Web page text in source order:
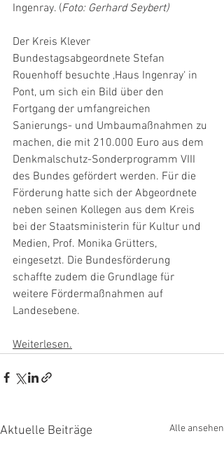
Ingenray. (Foto: Gerhard Seybert)
Der Kreis Klever
Bundestagsabgeordnete Stefan
Rouenhoff besuchte ‚Haus Ingenray‘ in
Pont, um sich ein Bild über den
Fortgang der umfangreichen
Sanierungs- und Umbaumaßnahmen zu
machen, die mit 210.000 Euro aus dem
Denkmalschutz-Sonderprogramm VIII
des Bundes gefördert werden. Für die
Förderung hatte sich der Abgeordnete
neben seinen Kollegen aus dem Kreis
bei der Staatsministerin für Kultur und
Medien, Prof. Monika Grütters,
eingesetzt. Die Bundesförderung
schaffte zudem die Grundlage für
weitere Fördermaßnahmen auf
Landesebene.
Weiterlesen.
Aktuelle Beiträge Alle ansehen